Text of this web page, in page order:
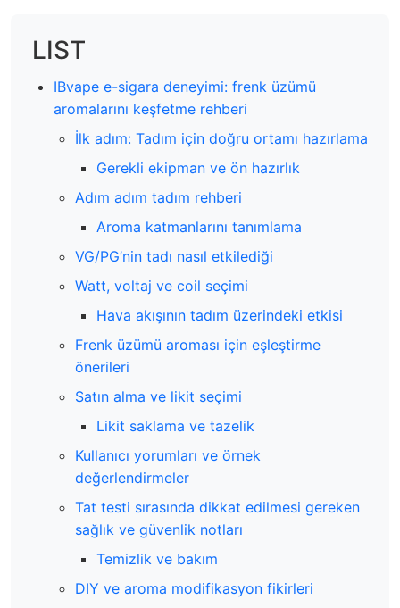
LIST
IBvape e-sigara deneyimi: frenk üzümü
aromalarını keşfetme rehberi
İlk adım: Tadım için doğru ortamı hazırlama
Gerekli ekipman ve ön hazırlık
Adım adım tadım rehberi
Aroma katmanlarını tanımlama
VG/PG’nin tadı nasıl etkilediği
Watt, voltaj ve coil seçimi
Hava akışının tadım üzerindeki etkisi
Frenk üzümü aroması için eşleştirme
önerileri
Satın alma ve likit seçimi
Likit saklama ve tazelik
Kullanıcı yorumları ve örnek
değerlendirmeler
Tat testi sırasında dikkat edilmesi gereken
sağlık ve güvenlik notları
Temizlik ve bakım
DIY ve aroma modifikasyon fikirleri